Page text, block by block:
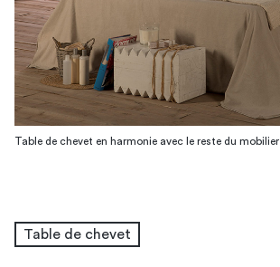
Table de chevet en harmonie avec le reste du mobilier
Table de chevet